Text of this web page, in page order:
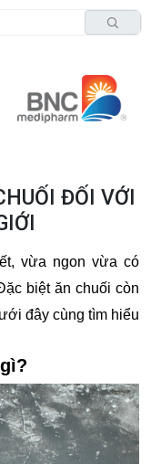
ĐỐI VỚI
vừa ngon vừa có
biệt ăn chuối còn
đây cùng tìm hiểu